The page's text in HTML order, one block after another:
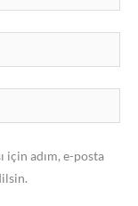
için adım, e-posta